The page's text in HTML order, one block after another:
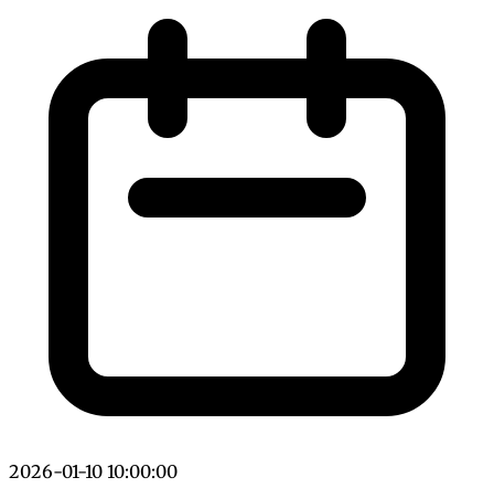
2026-01-10 10:00:00